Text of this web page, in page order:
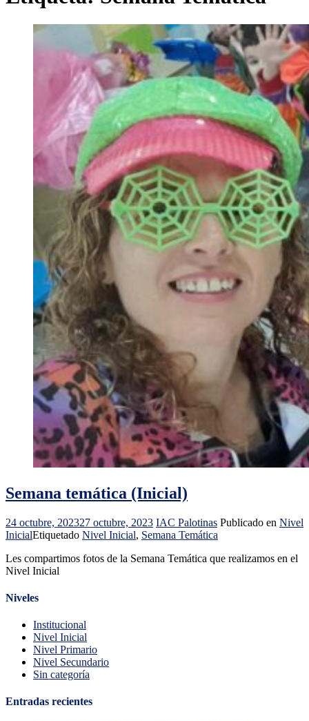
Semana temática (Inicial)
24 octubre, 202327 octubre, 2023 IAC Palotinas Publicado en Nivel
InicialEtiquetado Nivel Inicial, Semana Temática
Les compartimos fotos de la Semana Temática que realizamos en el
Nivel Inicial
Niveles
Institucional
Nivel Inicial
Nivel Primario
Nivel Secundario
Sin categoría
Entradas recientes